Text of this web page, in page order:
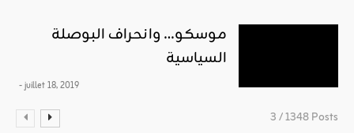
موسكو… وانحراف البوصلة
السياسية
- juillet 18, 2019
3 / 1348 Posts